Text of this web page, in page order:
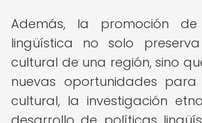
Además, la promoción
lingüística no solo
cultural de una región, sino
nuevas oportunidades
cultural, la investigación